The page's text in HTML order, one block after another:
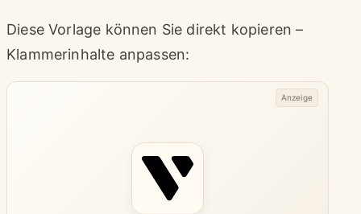
Diese Vorlage können Sie direkt kopieren –
Klammerinhalte anpassen:
Anzeige